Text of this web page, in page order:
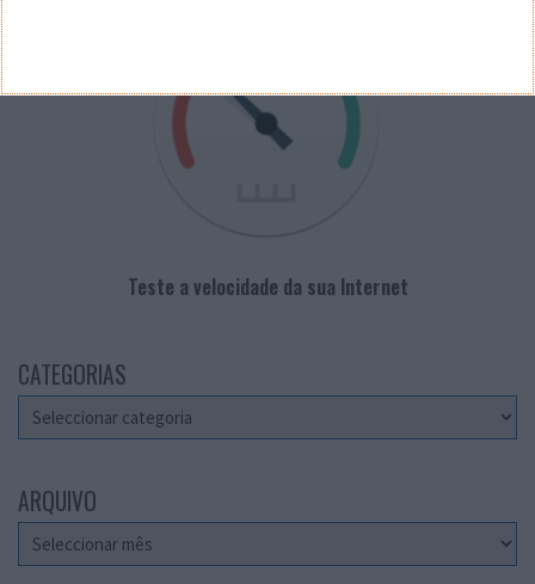
Teste a velocidade da sua Internet
CATEGORIAS
Categorias
ARQUIVO
Arquivo